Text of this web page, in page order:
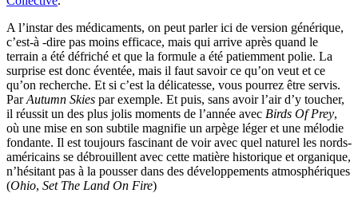
A l’instar des médicaments, on peut parler ici de version générique,
c’est-à -dire pas moins efficace, mais qui arrive après quand le
terrain a été défriché et que la formule a été patiemment polie. La
surprise est donc éventée, mais il faut savoir ce qu’on veut et ce
qu’on recherche. Et si c’est la délicatesse, vous pourrez être servis.
ParAutumn Skies par exemple. Et puis, sans avoir l’air d’y toucher,
il réussit un des plus jolis moments de l’année avec Birds Of Prey,
où une mise en son subtile magnifie un arpège léger et une mélodie
fondante. Il est toujours fascinant de voir avec quel naturel les nords-
américains se débrouillent avec cette matière historique et organique,
n’hésitant pas à la pousser dans des développements atmosphériques
(Ohio, Set The Land On Fire)